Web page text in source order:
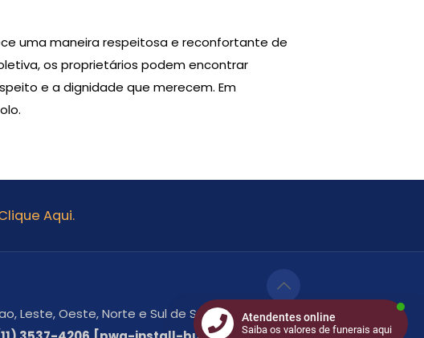
uma maneira respeitosa e reconfortante de
os proprietários podem encontrar
e a dignidade que merecem. Em
Aqui.
Leste, Oeste, Norte e Sul de São Paulo -
Clique aqui
Atendentes online
Saiba os valores de funerais aqui